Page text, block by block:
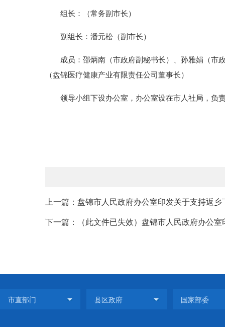
组长：（常务副市长）
副组长：潘元松（副市长）
成员：邵炳南（市政府副秘书长）、孙雅娟（市政
（盘锦医疗健康产业有限责任公司董事长）
领导小组下设办公室，办公室设在市人社局，负
上一篇：盘锦市人民政府办公室印发关于支持返
下一篇：（此文件已失效）盘锦市人民政府办公